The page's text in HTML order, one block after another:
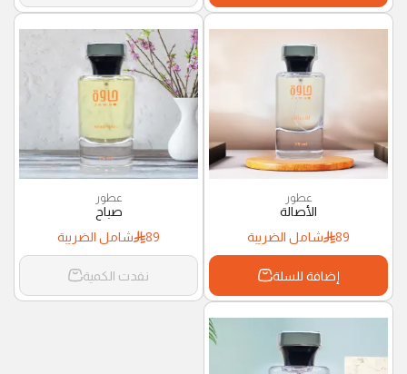
عطور
الأصالة
89
شامل الضريبة
إضافة للسلة
عطور
صباح
89
شامل الضريبة
نفدت الكمية